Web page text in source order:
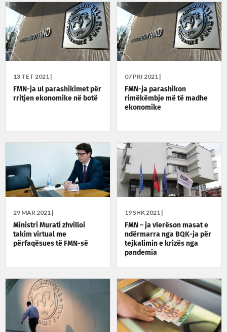
13 TET 2021 |
FMN-ja ul parashikimet për
rritjen ekonomike në botë
07 PRI 2021 |
FMN-ja parashikon
rimëkëmbje më të madhe
ekonomike
29 MAR 2021 |
Ministri Murati zhvilloi
takim virtual me
përfaqësues të FMN-së
19 SHK 2021 |
FMN – ja vlerëson masat e
ndërmarra nga BQK-ja për
tejkalimin e krizës nga
pandemia